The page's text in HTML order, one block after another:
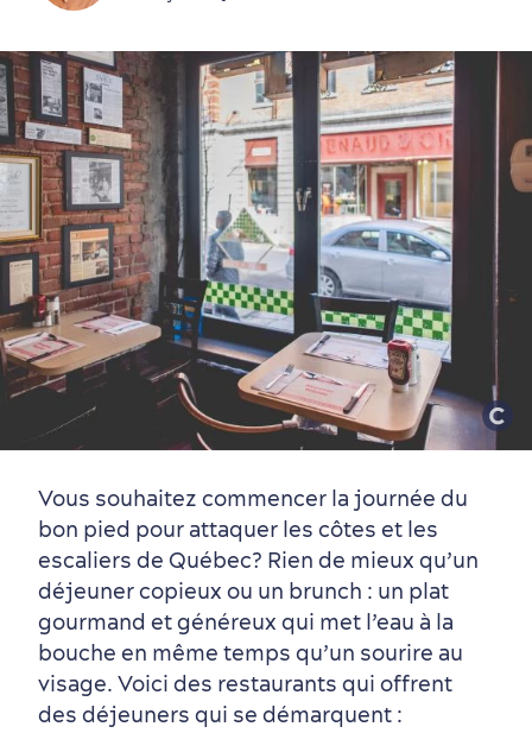
Vous souhaitez commencer la journée du
bon pied pour attaquer les côtes et les
escaliers de Québec? Rien de mieux qu’un
déjeuner copieux ou un brunch : un plat
gourmand et généreux qui met l’eau à la
bouche en même temps qu’un sourire au
visage. Voici des restaurants qui offrent
des déjeuners qui se démarquent :